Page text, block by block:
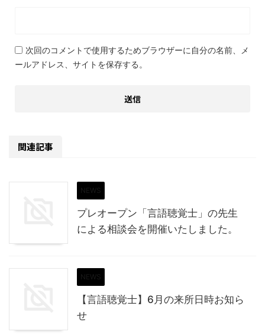
次回のコメントで使用するためブラウザーに自分の名前、メ
ールアドレス、サイトを保存する。
関連記事
NEWS
プレオープン「言語聴覚士」の先生
による相談会を開催いたしました。
NEWS
【言語聴覚士】6月の来所日時お知ら
せ